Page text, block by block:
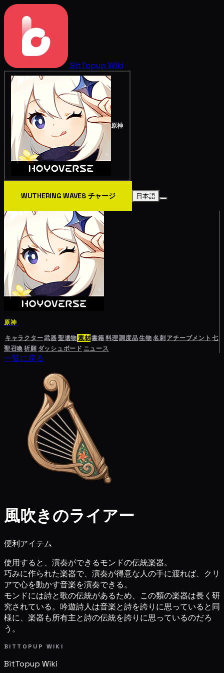
BitTopup Wiki
原神
WUTHERING WAVES チャージ 日本語
原神
キャラクター武器聖遺物素材書籍料理調度品生物名刺 アチーブメント 七
聖召喚祈願 ダッシュボード ニュース
一覧に戻る
風吹きのライアー
便利アイテム
使用すると、演奏ができるモンドの伝統楽器。
巧みに作られた楽器で、演奏が得意な人の手に渡れば、クリ
アで心を動かす音楽を演奏できる。
モンドには詩と歌の伝統があるため、この類の楽器は長く研
究されている。吟遊詩人は音楽と詩を誇りに思っていると同
様に、楽器も所有主と詩の伝統を誇りに思っているのだろ
う。
BITTOPUP WIKI
BitTopup Wiki